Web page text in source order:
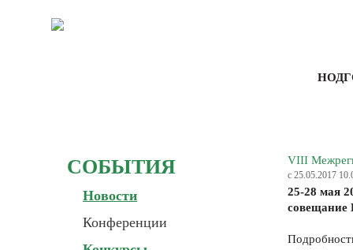
СОБЫТИЯ
Новости
Конференции
VIII
с 25.05.2017
25-28 мая